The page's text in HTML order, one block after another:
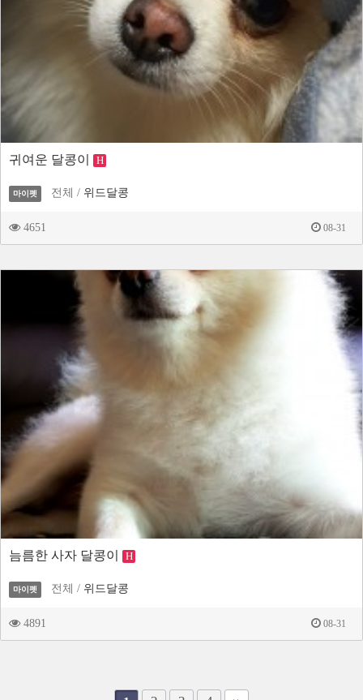
귀여운 달콩이 H
마이펫 전체 / 위드달콩
4651 08-31
늠름한 사자 달콩이 H
마이펫 전체 / 위드달콩
4891 08-31